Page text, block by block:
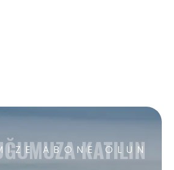
ABONE OLUN
KATILIN